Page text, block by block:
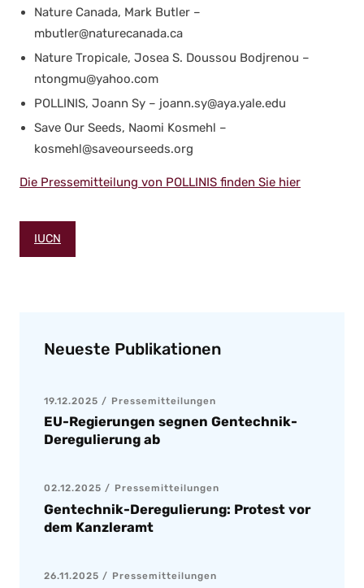
Natu­re Cana­da, Mark But­ler –
mbutler@naturecanada.ca
Natu­re Tro­pi­cale, Josea S. Dous­sou Bod­j­re­nou –
ntongmu@yahoo.com
POLLINIS, Joann Sy – joann.sy@aya.yale.edu
Save Our Seeds, Nao­mi Kos­mehl –
kosmehl@saveourseeds.org
Die Pres­se­mit­tei­lung von POLLINIS fin­den Sie hier
IUCN
Neueste Publikationen
19.12.2025 Pressemitteilungen
EU-Regierungen segnen Gentechnik-
Deregulierung ab
02.12.2025 Pressemitteilungen
Gentechnik-Deregulierung: Protest vor
dem Kanzleramt
26.11.2025 Pressemitteilungen